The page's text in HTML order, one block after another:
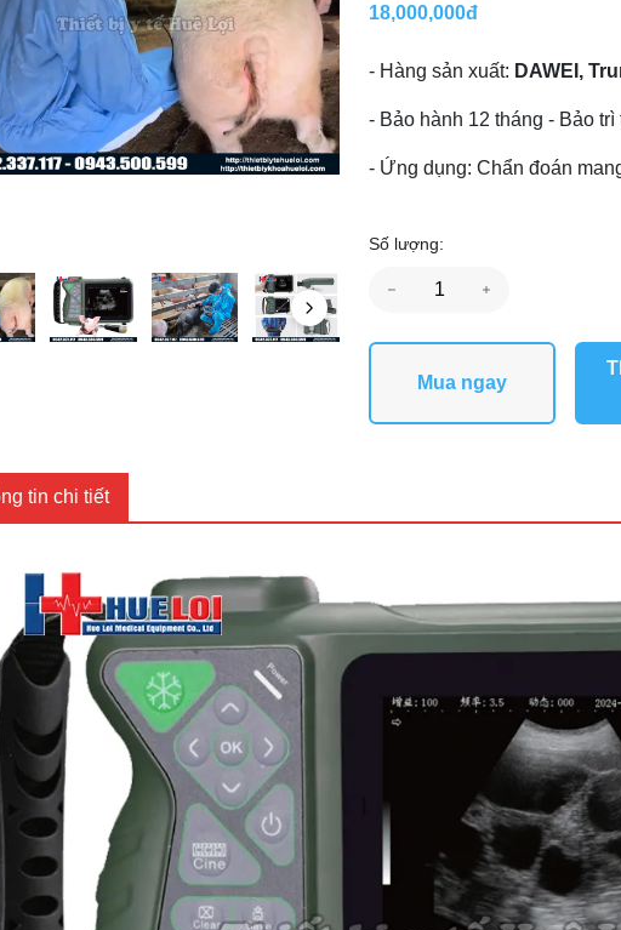
18,000,000đ
- Hàng sản xuất: DAWEI,
- Bảo hành 12 tháng - Bảo trì
- Ứng dụng: Chẩn đoán
Số lượng:
Mua ngay
tin chi tiết